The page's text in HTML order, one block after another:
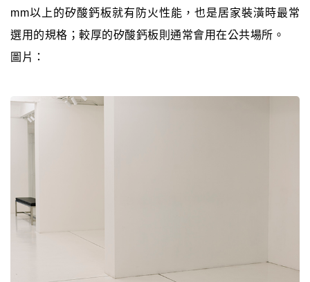
mm以上的矽酸鈣板就有防火性能，也是居家裝潢時最常
選用的規格；較厚的矽酸鈣板則通常會用在公共場所。
圖片：